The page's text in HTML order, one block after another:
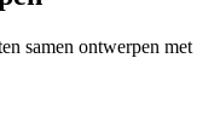
samen ontwerpen met